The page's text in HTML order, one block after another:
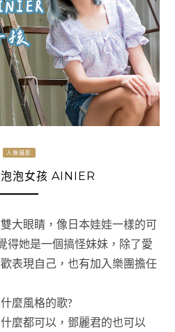
人像攝影
泡女孩 AINIER
大眼睛，像日本娃娃一樣的可
得她是一個搞怪妹妹，除了愛
表現自己，也有加入樂團擔任
麼風格的歌?
麼都可以，鄧麗君的也可以